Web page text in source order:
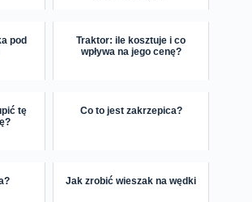
pod
Traktor: ile kosztuje i co
wpływa na jego cenę?
tę
Co to jest zakrzepica?
Jak zrobić wieszak na wędki